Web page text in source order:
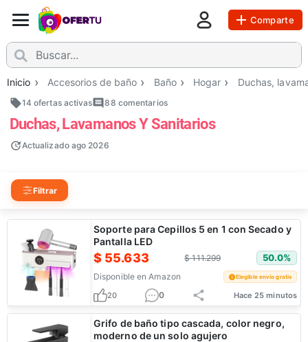
Comparte
Inicio Accesorios de baño Baño Hogar Duchas,
14 ofertas activas 88 comentarios
Duchas, Lavamanos Y Sanitarios
Actualizado ago 2026
Filtrar
Soporte para Cepillos 5 en 1 con Secado y
Pantalla LED
$ 55.633 $111.299 50.0%
Disponible en Amazon Elegible envío gratis
20 0 Hace 25 minutos
Grifo de baño tipo cascada, color negro,
moderno de un solo agujero